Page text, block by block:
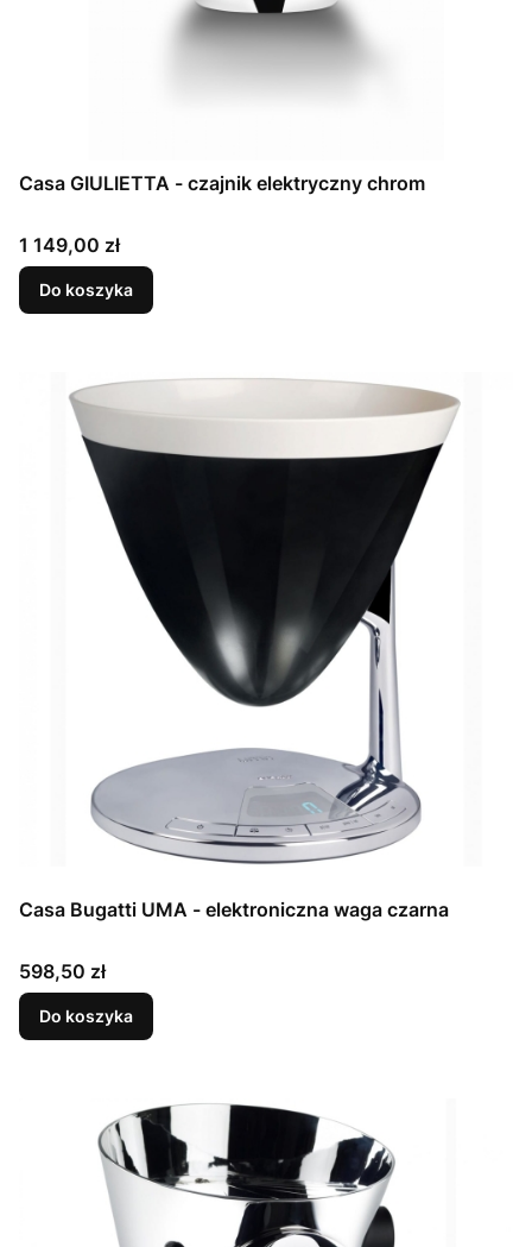
Casa GIULIETTA - czajnik elektryczny chrom
Cena
1 149,00 zł
Do koszyka
Casa Bugatti UMA - elektroniczna waga czarna
Cena
598,50 zł
Do koszyka